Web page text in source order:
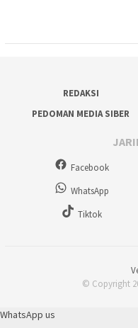
REDAKSI
PEDOMAN MEDIA SIBER
Facebook
WhatsApp
Tiktok
© Copyright
WhatsApp us